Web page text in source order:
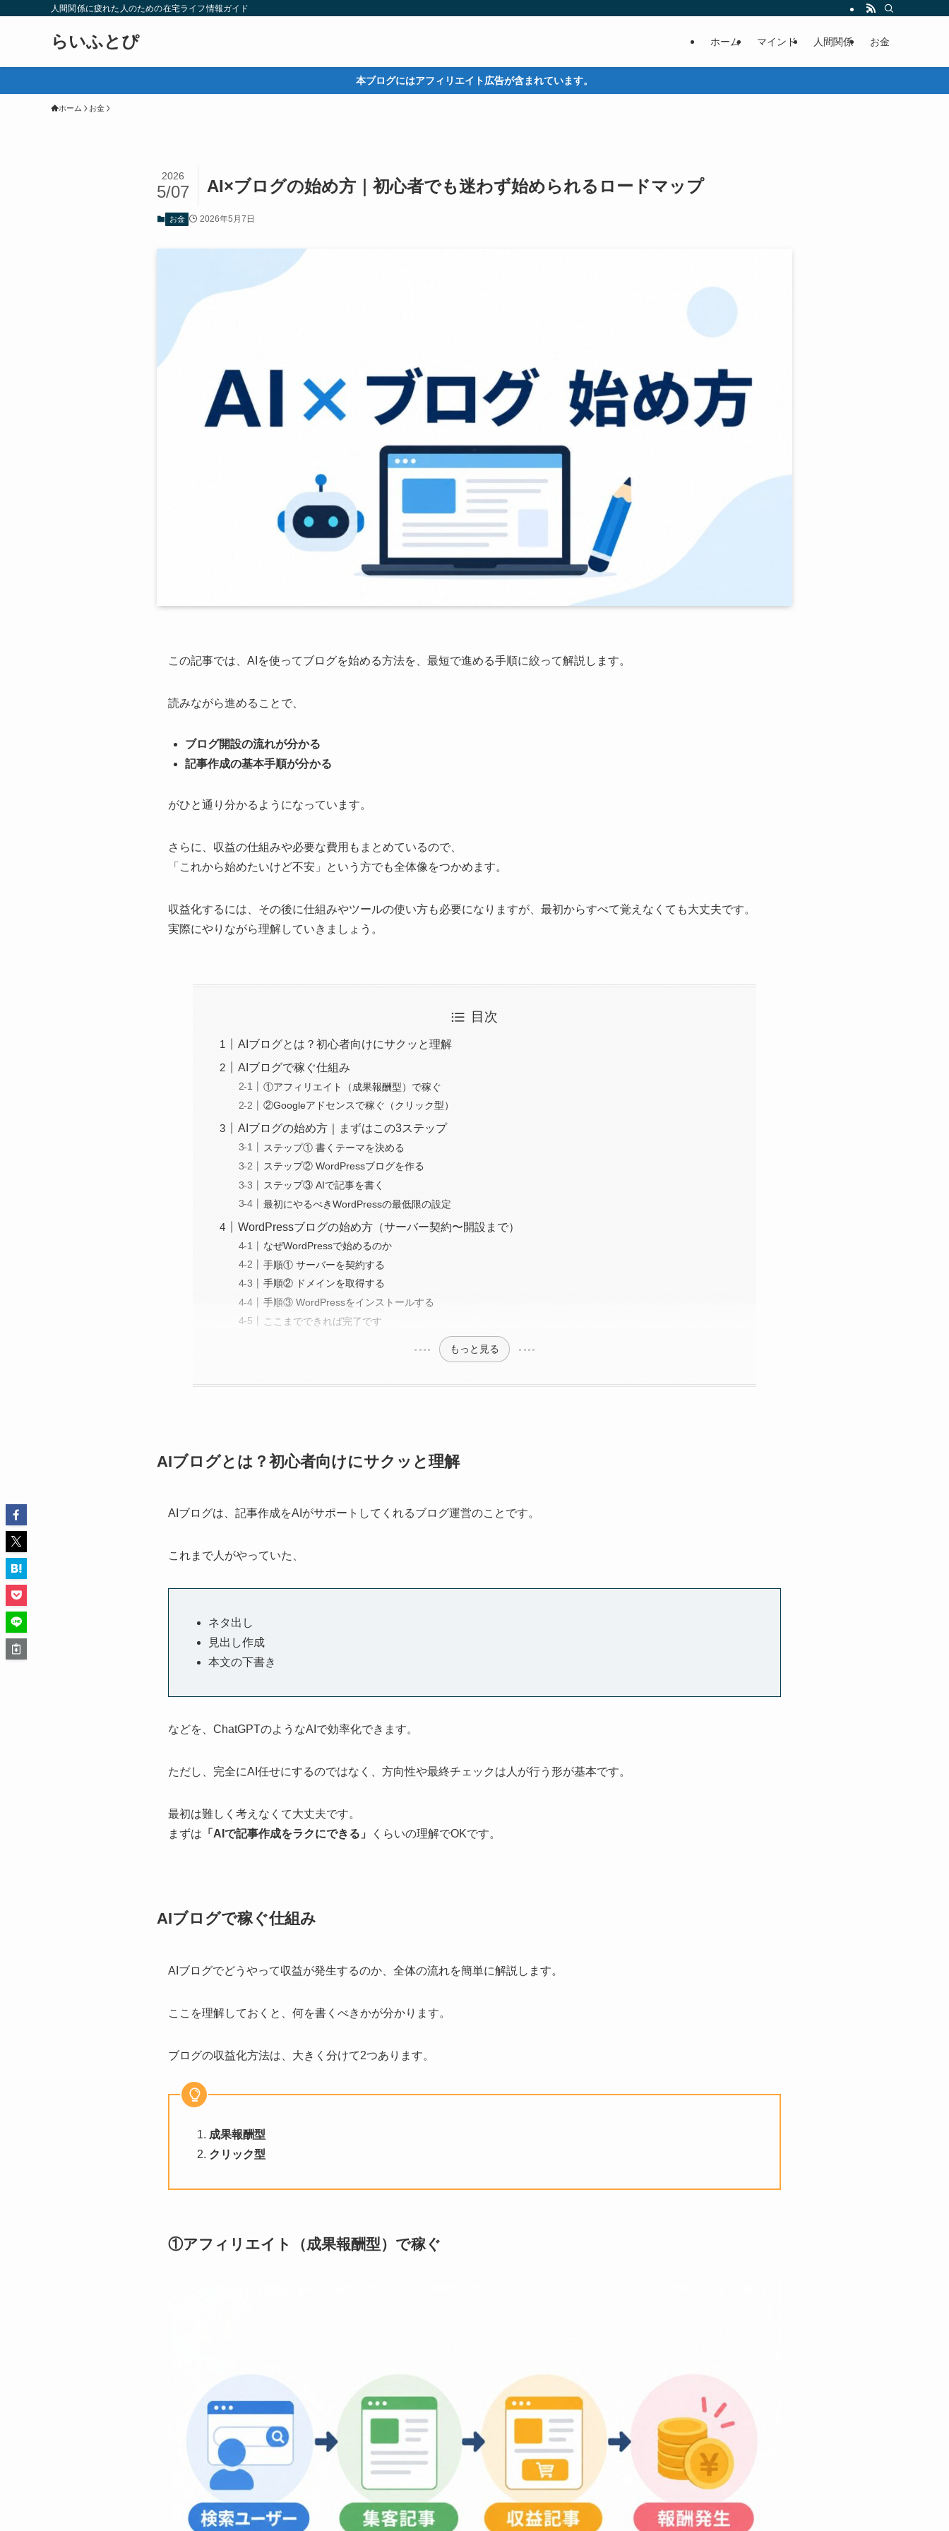
人間関係に疲れた人のための在宅ライフ情報ガイド
らいふとぴ ホーム マインド 人間関係 お金
本ブログにはアフィリエイト広告が含まれています。
ホーム お金
AI×ブログの始め方｜初心者でも迷わず始められるロードマップ
2026
5/07
お金 2026年5月7日
この記事では、AIを使ってブログを始める方法を、最短で進める手順に絞って解説します。
読みながら進めることで、
ブログ開設の流れが分かる
記事作成の基本手順が分かる
がひと通り分かるようになっています。
さらに、収益の仕組みや必要な費用もまとめているので、
「これから始めたいけど不安」という方でも全体像をつかめます。
収益化するには、その後に仕組みやツールの使い方も必要になりますが、最初からすべて覚えなくても大丈夫です。
実際にやりながら理解していきましょう。
目次
AIブログとは？初心者向けにサクッと理解
AIブログで稼ぐ仕組み
①アフィリエイト（成果報酬型）で稼ぐ
②Googleアドセンスで稼ぐ（クリック型）
AIブログの始め方｜まずはこの3ステップ
ステップ① 書くテーマを決める
ステップ② WordPressブログを作る
ステップ③ AIで記事を書く
最初にやるべきWordPressの最低限の設定
WordPressブログの始め方（サーバー契約〜開設まで）
なぜWordPressで始めるのか
手順① サーバーを契約する
手順② ドメインを取得する
手順③ WordPressをインストールする
ここまでできれば完了です
もっと見る
AIブログとは？初心者向けにサクッと理解
AIブログは、記事作成をAIがサポートしてくれるブログ運営のことです。
これまで人がやっていた、
ネタ出し
見出し作成
本文の下書き
などを、ChatGPTのようなAIで効率化できます。
ただし、完全にAI任せにするのではなく、方向性や最終チェックは人が行う形が基本です。
最初は難しく考えなくて大丈夫です。
まずは 「AIで記事作成をラクにできる」 くらいの理解でOKです。
AIブログで稼ぐ仕組み
AIブログでどうやって収益が発生するのか、全体の流れを簡単に解説します。
ここを理解しておくと、何を書くべきかが分かります。
ブログの収益化方法は、大きく分けて2つあります。
成果報酬型
クリック型
①アフィリエイト（成果報酬型）で稼ぐ